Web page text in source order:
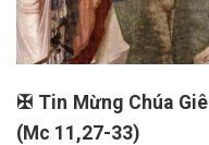
✠ Tin Mừng Chúa
(Mc 11,27-33)